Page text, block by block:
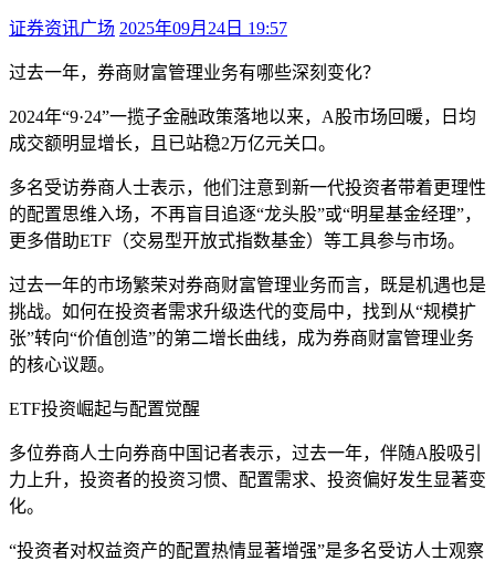
证券资讯广场 2025年09月24日 19:57
过去一年，券商财富管理业务有哪些深刻变化？
2024年“9·24”一揽子金融政策落地以来，A股市场回暖，日均
成交额明显增长，且已站稳2万亿元关口。
多名受访券商人士表示，他们注意到新一代投资者带着更理性
的配置思维入场，不再盲目追逐“龙头股”或“明星基金经理”，
更多借助ETF（交易型开放式指数基金）等工具参与市场。
过去一年的市场繁荣对券商财富管理业务而言，既是机遇也是
挑战。如何在投资者需求升级迭代的变局中，找到从“规模扩
张”转向“价值创造”的第二增长曲线，成为券商财富管理业务
的核心议题。
ETF投资崛起与配置觉醒
多位券商人士向券商中国记者表示，过去一年，伴随A股吸引
力上升，投资者的投资习惯、配置需求、投资偏好发生显著变
化。
“投资者对权益资产的配置热情显著增强”是多名受访人士观察